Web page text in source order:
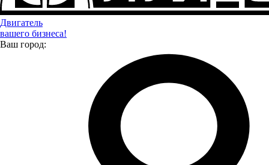
Двигатель
вашего бизнеса!
Ваш город:
Контакты предприятий ГК “Луидор”